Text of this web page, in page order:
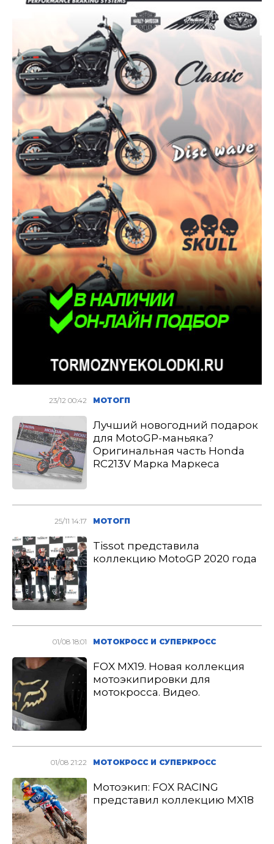
23/12 00:42 МОТОГП
Лучший новогодний подарок
для MotoGP-маньяка?
Оригинальная часть Honda
RC213V Марка Маркеса
25/11 14:17 МОТОГП
Tissot представила
коллекцию MotoGP 2020 года
01/08 18:01 МОТОКРОСС И СУПЕРКРОСС
FOX MX19. Новая коллекция
мотоэкипировки для
мотокросса. Видео.
01/08 21:22 МОТОКРОСС И СУПЕРКРОСС
Мотоэкип: FOX RACING
представил коллекцию MX18